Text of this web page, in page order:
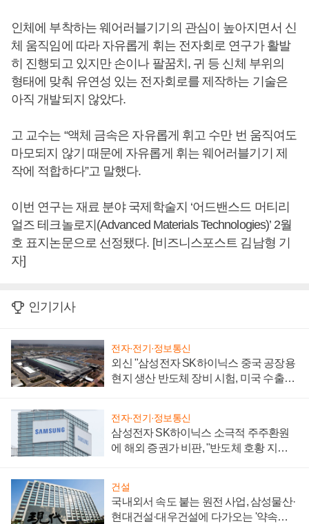
인체에 부착하는 웨어러블기기의 관심이 높아지면서 신
체 움직임에 따라 자유롭게 휘는 전자회로 연구가 활발
히 진행되고 있지만 손이나 팔꿈치, 귀 등 신체 부위의
형태에 맞춰 유연성 있는 전자회로를 제작하는 기술은
아직 개발되지 않았다.
고 교수는 “액체 금속은 자유롭게 휘고 수만 번 움직여도
마모되지 않기 때문에 자유롭게 휘는 웨어러블기기 제
작에 적합하다”고 말했다.
이번 연구는 재료 분야 국제학술지 ‘어드밴스드 머티리
얼즈 테크놀로지(Advanced Materials Technologies)’ 2월
호 표지논문으로 선정됐다. [비즈니스포스트 김남형 기
자]
인기기사
전자·전기·정보통신
외신 "삼성전자 SK하이닉스 중국 공장용
현지 생산 반도체 장비 시험, 미국 수출통
전자·전기·정보통신
삼성전자 SK하이닉스 소극적 주주환원
에 해외 증권가 비판, "반도체 호황 지속
건설
국내외서 속도 붙는 원전 사업, 삼성물산·
현대건설·대우건설에 다가오는 '약속의